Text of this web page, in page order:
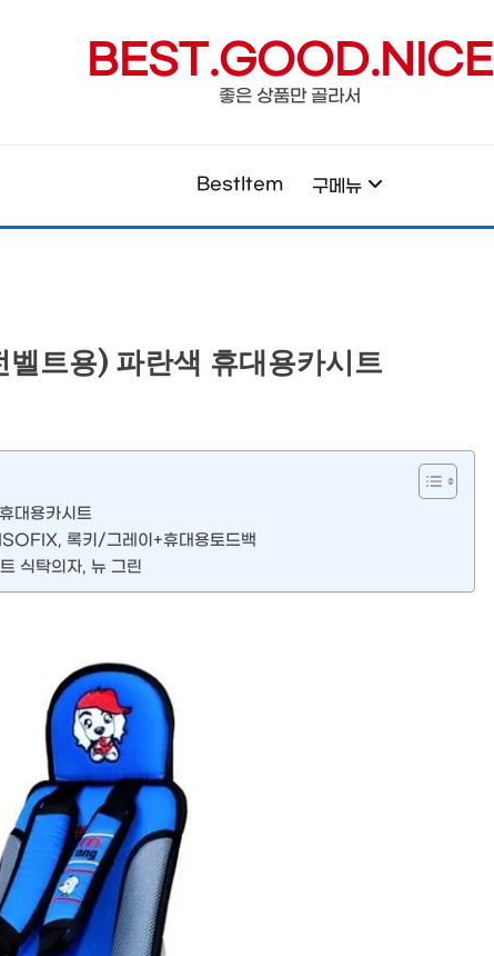
BEST.GOOD.NICE
좋은 상품만 골라서
BestItem 구메뉴
트용) 파란색 휴대용카시트
대용카시트
록키/그레이+휴대용토드백
식탁의자, 뉴 그린